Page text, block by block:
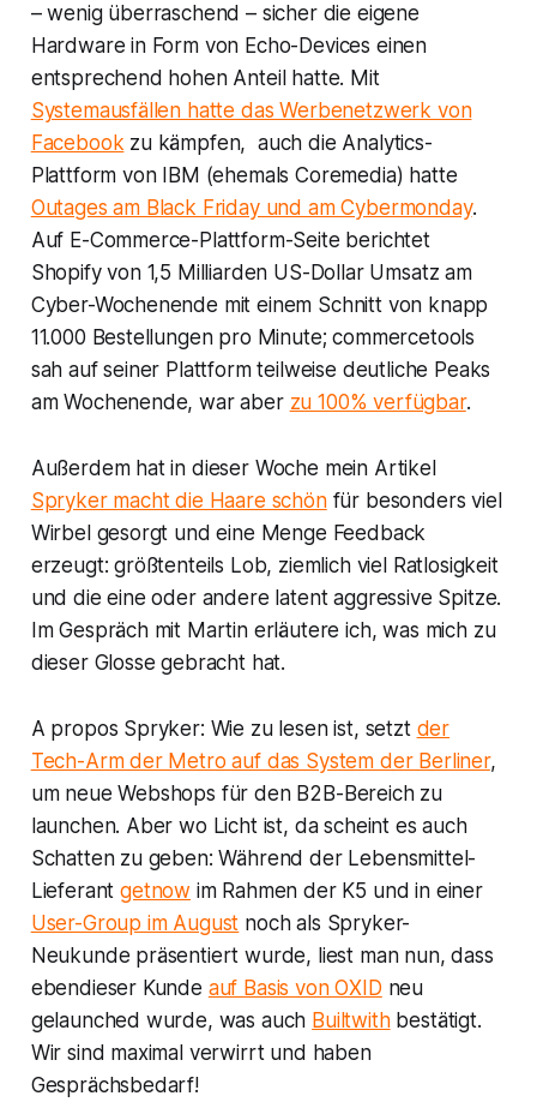
– wenig überraschend – sicher die eigene
Hardware in Form von Echo-Devices einen
entsprechend hohen Anteil hatte. Mit
Systemausfällen hatte das Werbenetzwerk von
Facebookzu kämpfen, auch die Analytics-
Plattform von IBM (ehemals Coremedia) hatte
Outages am Black Friday und am Cybermonday.
Auf E-Commerce-Plattform-Seite berichtet
Shopify von 1,5 Milliarden US-Dollar Umsatz am
Cyber-Wochenende mit einem Schnitt von knapp
11.000 Bestellungen pro Minute; commercetools
sah auf seiner Plattform teilweise deutliche Peaks
am Wochenende, war aber zu 100% verfügbar.
Außerdem hat in dieser Woche mein Artikel
Spryker macht die Haare schönfür besonders viel
Wirbel gesorgt und eine Menge Feedback
erzeugt: größtenteils Lob, ziemlich viel Ratlosigkeit
und die eine oder andere latent aggressive Spitze.
Im Gespräch mit Martin erläutere ich, was mich zu
dieser Glosse gebracht hat.
A propos Spryker: Wie zu lesen ist, setzt der
Tech-Arm der Metro auf das System der Berliner,
um neue Webshops für den B2B-Bereich zu
launchen. Aber wo Licht ist, da scheint es auch
Schatten zu geben: Während der Lebensmittel-
Lieferantgetnow im Rahmen der K5 und in einer
User-Group im August noch als Spryker-
Neukunde präsentiert wurde, liest man nun, dass
ebendieser Kunde auf Basis von OXID neu
gelaunched wurde, was auch Builtwithbestätigt.
Wir sind maximal verwirrt und haben
Gesprächsbedarf!